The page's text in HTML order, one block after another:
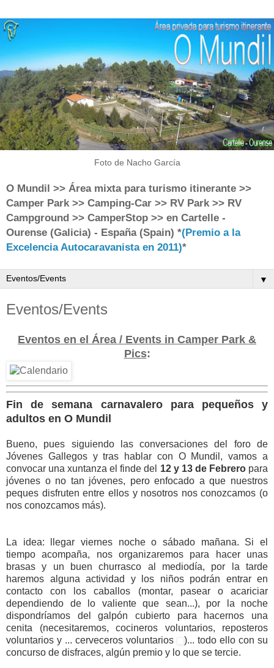
Foto de Nacho García
O Mundil >> Área mixta para turismo itinerante >>
Camper Park >> Camping-Car >> RV Park >> RV
Campground >> CamperStop >> en Cartelle -
Ourense (Galicia) - España (Spain) *(Premio a la
Excelencia Autocaravanista en 2011)*
▼
Eventos/Events
Eventos en el Área / Events in Camper Park &
Pics:
Fin de semana carnavalero para pequeños y
adultos en O Mundil
Bueno, pues siguiendo las conversaciones del foro de
Jóvenes Gallegos y tras hablar con O Mundil, vamos a
convocar una xuntanza el finde del 12 y 13 de Febreropara
jóvenes o no tan jóvenes, pero enfocado a que nuestros
peques disfruten entre ellos y nosotros nos conozcamos (o
nos conozcamos más).
La idea: llegar viernes noche o sábado mañana. Si el
tiempo acompaña, nos organizaremos para hacer unas
brasas y un buen churrasco al mediodía, por la tarde
haremos alguna actividad y los niños podrán entrar en
contacto con los caballos (montar, pasear o acariciar
dependiendo de lo valiente que sean...), por la noche
dispondríamos del galpón cubierto para hacernos una
cenita (necesitaremos, cocineros voluntarios, reposteros
voluntarios y ... cerveceros voluntarios
)... todo ello con su
concurso de disfraces, algún premio y lo que se tercie.